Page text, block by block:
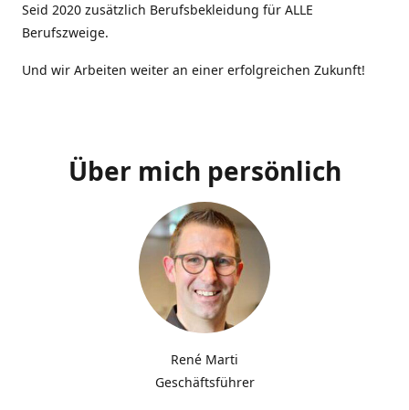
Seid 2020 zusätzlich Berufsbekleidung für ALLE
Berufszweige.
Und wir Arbeiten weiter an einer erfolgreichen Zukunft!
Über mich persönlich
René Marti
Geschäftsführer